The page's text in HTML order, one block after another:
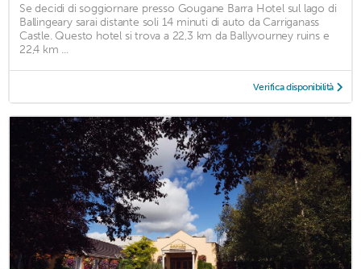
Se decidi di soggiornare presso Gougane Barra Hotel sul lago di
Ballingeary sarai distante soli 14 minuti di auto da Carriganass
Castle. Questo hotel si trova a 22,3 km da Ballyvourney ruins e
22,4 km ...
Verifica disponibilità